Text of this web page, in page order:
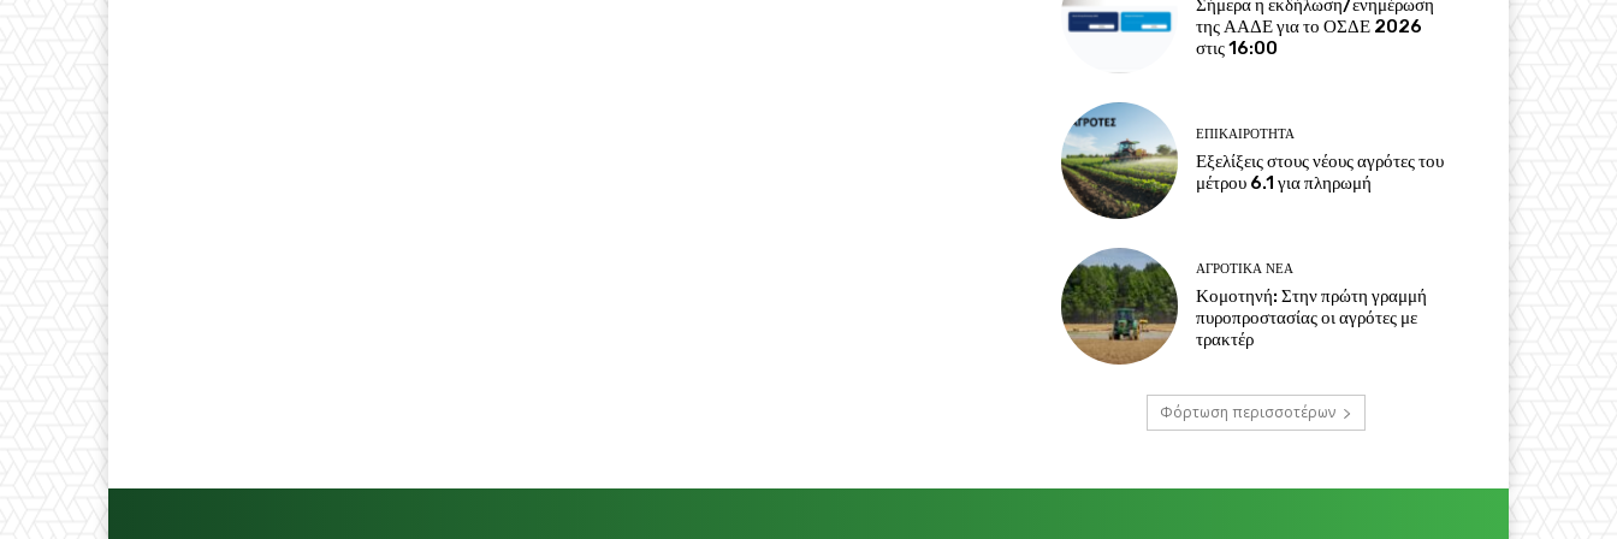
Σήμερα η εκδήλωση/ενημέρωση
της ΑΑΔΕ για το ΟΣΔΕ 2026
στις 16:00
ΕΠΙΚΑΙΡΌΤΗΤΑ
Εξελίξεις στους νέους αγρότες του
μέτρου 6.1 για πληρωμή
ΑΓΡΟΤΙΚΆ ΝΈΑ
Κομοτηνή: Στην πρώτη γραμμή
πυροπροστασίας οι αγρότες με
τρακτέρ
Φόρτωση περισσοτέρων